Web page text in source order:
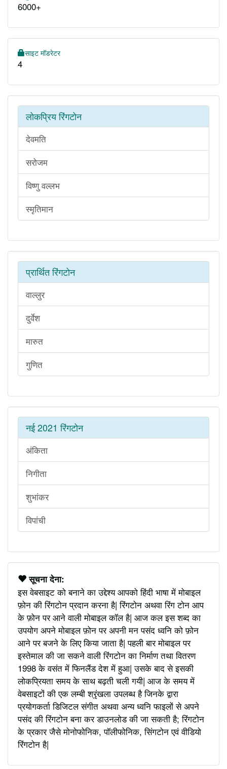
6000+
साइट मॉडरेटर
4
लोकप्रिय रिंगटोन
देवमति
सरोजम
विष्णु वल्लभ
स्मृतिमान
प्रार्थित रिंगटोन
वाल्लुर
दुर्वेश
मारुत
गुणित
नई 2021 रिंगटोन
अंकिता
निगीता
शुभांकर
विपांची
सूचना देना:
इस वेबसाइट को बनाने का उद्देश्य आपको हिंदी भाषा में मोबाइल
फ़ोन की रिंगटोन प्रदान करना है| रिंगटोन अथवा रिंग टोन आप
के फ़ोन पर आने वाली मोबाइल कॉल है| आज कल इस शब्द का
उपयोग अपने मोबाइल फ़ोन पर अपनी मन पसंद ध्वनि को फ़ोन
आने पर बजने के लिए किया जाता है| पहली बार मोबाइल पर
इस्तेमाल की जा सकने वाली रिंगटोन का निर्माण तथा वितरण
1998 के वसंत में फिनलैंड देश में हुआ| उसके बाद से इसकी
लोकप्रियता समय के साथ बढ़ती चली गयी| आज के समय में
वेबसाइटों की एक लम्बी श्रृंखला उपलब्ध है जिनके द्वारा
प्रयोगकर्ता डिजिटल संगीत अथवा अन्य ध्वनि फाइलों से अपने
पसंद की रिंगटोन बना कर डाउनलोड की जा सकती है; रिंगटोन
के प्रकार जैसे मोनोफोनिक, पॉलीफोनिक, सिंगटोन एवं वीडियो
रिंगटोन है|